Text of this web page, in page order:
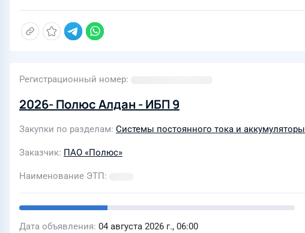
Регистрационный номер
2026- Полюс Алдан - ИБП 9
Закупки по разделам Системы постоянного тока и аккумуляторы
Заказчик ПАО «Полюс»
Наименование ЭТП
Дата объявления 04 августа 2026 г., 06:00